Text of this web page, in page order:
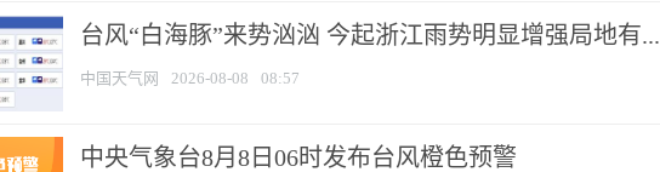
台风“白海豚”来势汹汹 今起浙江雨势明显增强局地有...
中国天气网 2026-08-08 08:57
中央气象台8月8日06时发布台风橙色预警